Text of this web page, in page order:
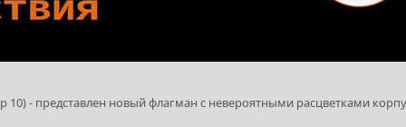
- представлен новый флагман с невероятными расцветками